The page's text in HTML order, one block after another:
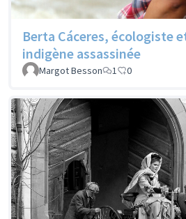
Berta Cáceres, écologiste
indigène assassinée
Margot Besson 1 0